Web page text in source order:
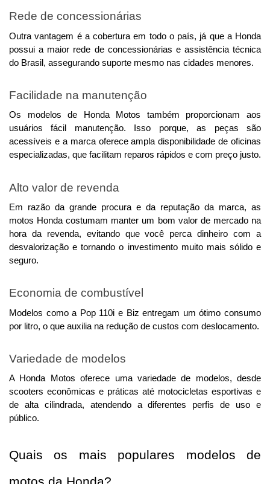
Rede de concessionárias
Outra vantagem é a cobertura em todo o país, já que a Honda
possui a maior rede de concessionárias e assistência técnica
do Brasil, assegurando suporte mesmo nas cidades menores.
Facilidade na manutenção
Os modelos de Honda Motos também proporcionam aos
usuários fácil manutenção. Isso porque, as peças são
acessíveis e a marca oferece ampla disponibilidade de oficinas
especializadas, que facilitam reparos rápidos e com preço justo.
Alto valor de revenda
Em razão da grande procura e da reputação da marca, as
motos Honda costumam manter um bom valor de mercado na
hora da revenda, evitando que você perca dinheiro com a
desvalorização e tornando o investimento muito mais sólido e
seguro.
Economia de combustível
Modelos como a Pop 110i e Biz entregam um ótimo consumo
por litro, o que auxilia na redução de custos com deslocamento.
Variedade de modelos
A Honda Motos oferece uma variedade de modelos, desde
scooters econômicas e práticas até motocicletas esportivas e
de alta cilindrada, atendendo a diferentes perfis de uso e
público.
Quais os mais populares modelos de